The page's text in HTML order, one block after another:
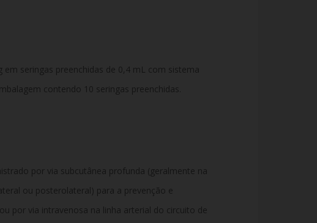
seringas preenchidas de 0, 4 mL com sistema
contendo 10 seringas preenchidas.
por via subcutânea profunda (geralmente na
ou posterolateral) para a prevenção e
por via intravenosa na linha arterial do circuito de